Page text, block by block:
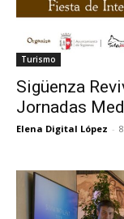
Turismo
Sigüenza
Jornadas
Elena Digital López -